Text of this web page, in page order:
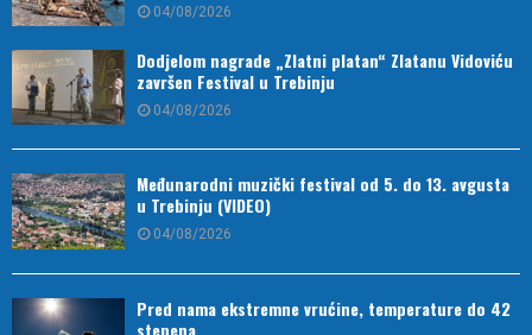
04/08/2026
Dodjelom nagrade „Zlatni platan“ Zlatanu Vidoviću
završen Festival u Trebinju
04/08/2026
Međunarodni muzički festival od 5. do 13. avgusta
u Trebinju (VIDEO)
04/08/2026
Pred nama ekstremne vrućine, temperature do 42
stepena